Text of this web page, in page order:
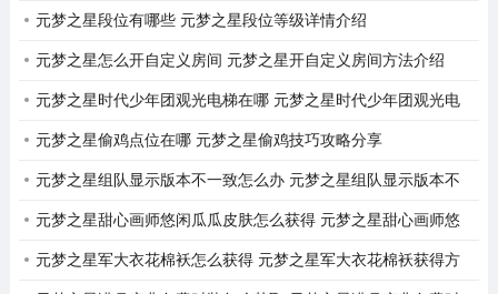
情介绍
元梦之星段位有哪些 元梦之星段位等级详情介绍
元梦之星怎么开自定义房间 元梦之星开自定义房间方法介绍
元梦之星时代少年团观光电梯在哪 元梦之星时代少年团观光电
梯位置介绍
元梦之星偷鸡点位在哪 元梦之星偷鸡技巧攻略分享
元梦之星组队显示版本不一致怎么办 元梦之星组队显示版本不
一致解决方法
元梦之星甜心画师悠闲瓜瓜皮肤怎么获得 元梦之星甜心画师悠
闲瓜瓜皮肤获得方法介绍
元梦之星军大衣花棉袄怎么获得 元梦之星军大衣花棉袄获得方